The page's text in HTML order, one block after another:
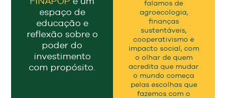
espaço de
educação e
reflexão sobre o
poder do
investimento
com propósito.
falamos de
agroecologia,
finanças
sustentáveis,
cooperativismo e
impacto social, com
o olhar de quem
acredita que mudar
o mundo começa
pelas escolhas que
fazemos com o